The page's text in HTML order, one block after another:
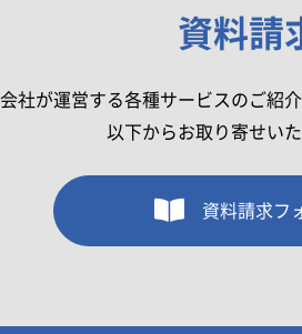
資料請
社が運営する各種サービスのご紹
以下からお取り寄せいた
資料請求フ